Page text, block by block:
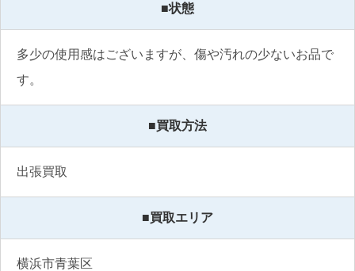
■状態
多少の使用感はございますが、傷や汚れの少ないお品で
す。
■買取方法
出張買取
■買取エリア
横浜市青葉区